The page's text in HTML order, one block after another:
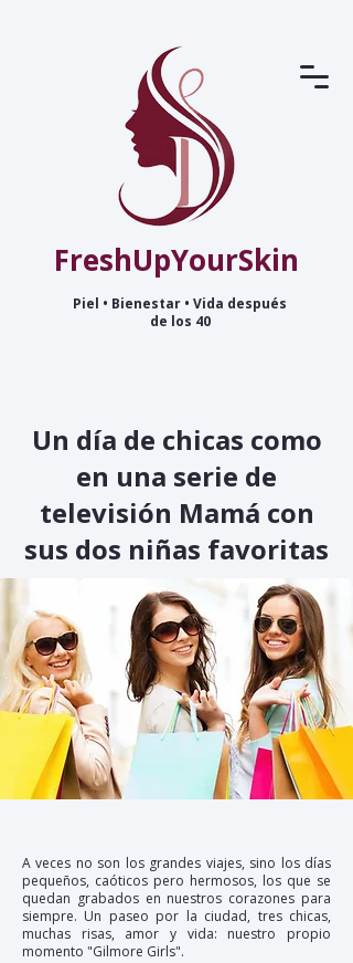
FreshUpYourSkin
Piel • Bienestar • Vida después
de los 40
Un día de chicas como
en una serie de
televisión Mamá con
sus dos niñas favoritas
A veces no son los grandes viajes, sino los días
pequeños, caóticos pero hermosos, los que se
quedan grabados en nuestros corazones para
siempre. Un paseo por la ciudad, tres chicas,
muchas risas, amor y vida: nuestro propio
momento "Gilmore Girls".